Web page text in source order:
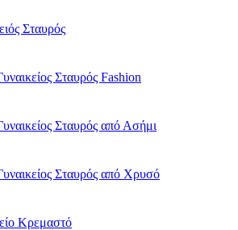
Σταυρός
Σταυρός Fashion
Σταυρός από Ασήμι
Σταυρός από Χρυσό
Κρεμαστό